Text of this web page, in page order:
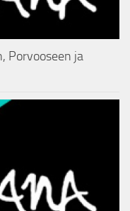
Porvooseen ja